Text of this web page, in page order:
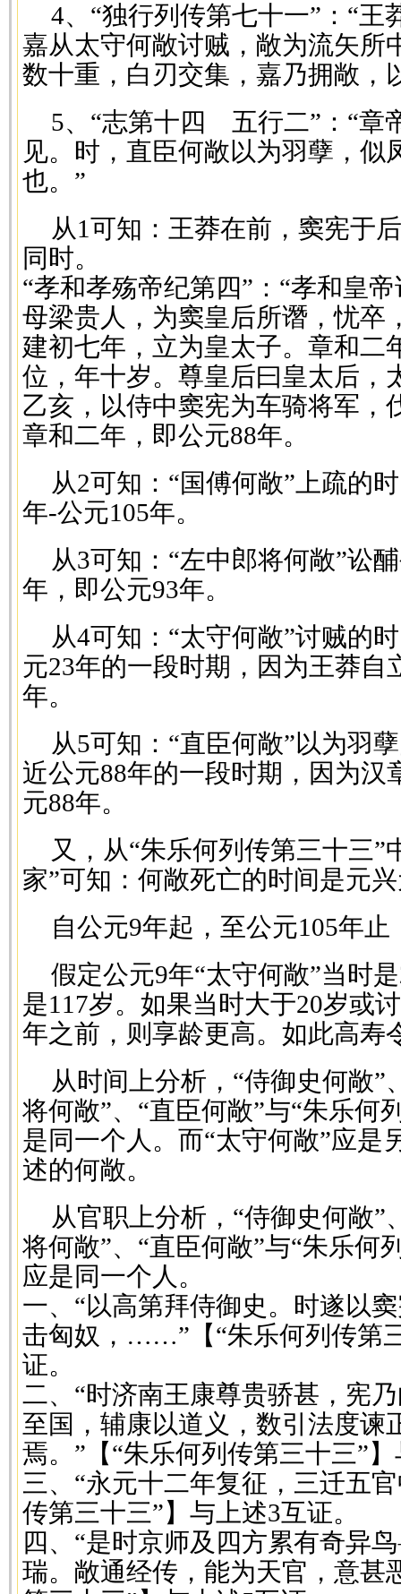
4、“独行列传第七十一”：“王
嘉从太守何敞讨贼，敞为流矢所
数十重，白刃交集，嘉乃拥敞，
5、“志第十四 五行二”：“章
见。时，直臣何敞以为羽孽，似
也。”
从1可知：王莽在前，窦宪于
同时。
“孝和孝殇帝纪第四”：“孝和皇
母梁贵人，为窦皇后所谮，忧卒
建初七年，立为皇太子。章和二
位，年十岁。尊皇后曰皇太后
乙亥，以侍中窦宪为车骑将军，
章和二年，即公元88年。
从2可知：“国傅何敞”上疏的
年-公元105年。
从3可知：“左中郎将何敞”讼
年，即公元93年。
从4可知：“太守何敞”讨贼的
元23年的一段时期，因为王莽自
年。
从5可知：“直臣何敞”以为羽
近公元88年的一段时期，因为汉
元88年。
又，从“朱乐何列传第三十三
家”可知：何敞死亡的时间是元
自公元9年起，至公元105年止
假定公元9年“太守何敞”当时
是117岁。如果当时大于20岁或
年之前，则享龄更高。如此高寿
从时间上分析，“侍御史何敞”
将何敞”、“直臣何敞”与“朱乐何
是同一个人。而“太守何敞”应是
述的何敞。
从官职上分析，“侍御史何敞”
将何敞”、“直臣何敞”与“朱乐何
应是同一个人。
一、“以高第拜侍御史。时遂以
击匈奴，……”【“朱乐何列传第
证。
二、“时济南王康尊贵骄甚，宪
至国，辅康以道义，数引法度谏
焉。”【“朱乐何列传第三十三”
三、“永元十二年复征，三迁五
传第三十三”】与上述3互证。
四、“是时京师及四方累有奇异
瑞。敞通经传，能为天官，意甚